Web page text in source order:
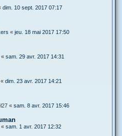
dim. 10 sept. 2017 07:17
« jeu. 18 mai 2017 17:50
« sam. 29 avr. 2017 14:31
« dim. 23 avr. 2017 14:21
« sam. 8 avr. 2017 15:46
« sam. 1 avr. 2017 12:32